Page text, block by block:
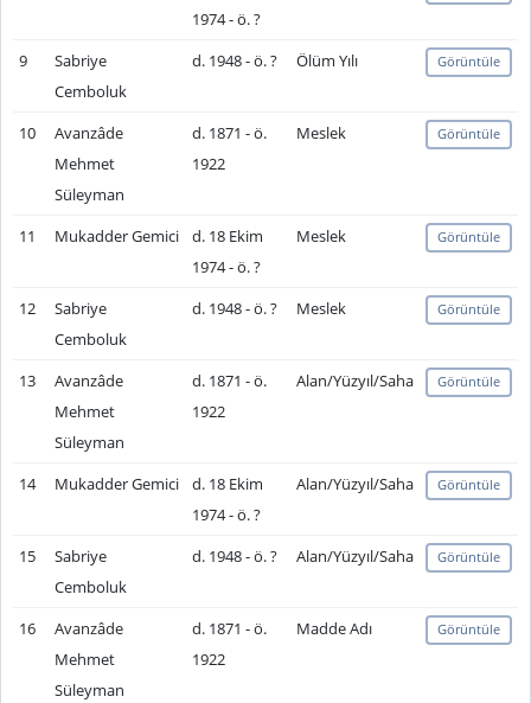
1974 - ö. ?
9
Sabriye
Cemboluk
d. 1948 - ö. ? Ölüm Yılı Görüntüle
10
Avanzâde
Mehmet
Süleyman
d. 1871 - ö.
1922
Meslek Görüntüle
11 Mukadder Gemici
d. 18 Ekim
1974 - ö. ?
Meslek Görüntüle
12
Sabriye
Cemboluk
d. 1948 - ö. ? Meslek Görüntüle
13
Avanzâde
Mehmet
Süleyman
d. 1871 - ö.
1922
Alan/Yüzyıl/Saha Görüntüle
14 Mukadder Gemici
d. 18 Ekim
1974 - ö. ?
Alan/Yüzyıl/Saha Görüntüle
15
Sabriye
Cemboluk
d. 1948 - ö. ? Alan/Yüzyıl/Saha Görüntüle
16
Avanzâde
Mehmet
Süleyman
d. 1871 - ö.
1922
Madde Adı Görüntüle